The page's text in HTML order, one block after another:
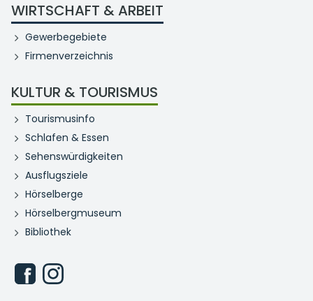
WIRTSCHAFT & ARBEIT
Gewerbegebiete
Firmenverzeichnis
KULTUR & TOURISMUS
Tourismusinfo
Schlafen & Essen
Sehenswürdigkeiten
Ausflugsziele
Hörselberge
Hörselbergmuseum
Bibliothek